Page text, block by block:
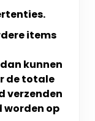
items
kunnen
de totale
verzenden
worden op